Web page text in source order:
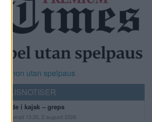
Casinon utan spelpaus
POLISNOTISER
Flydde i kajak – greps
Publicerad 13:35, 2 augusti 2026